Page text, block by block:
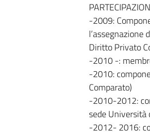
-2009:
Diritto Privato
-2010 -:
-2010:
Comparato)
-2010-2012:
sede Università
-2012- 2016: